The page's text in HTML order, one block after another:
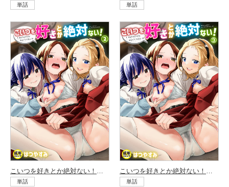
単話 単話
こいつを好きとか絶対ない！（2）
単話
こいつを好きとか絶対ない！（3）
単話